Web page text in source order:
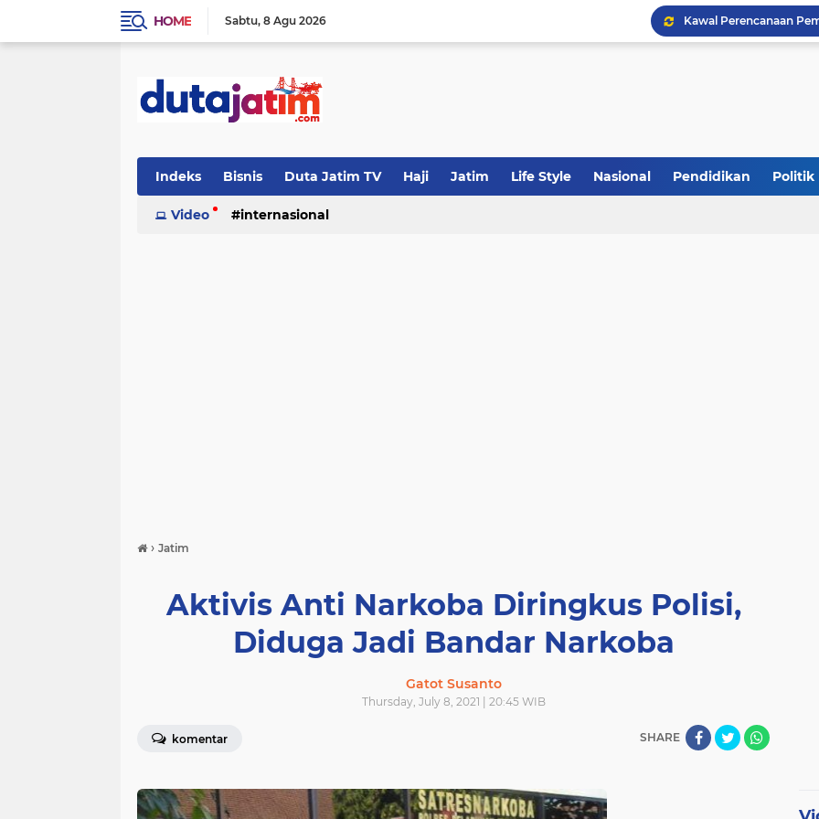
HOME Sabtu 8 Agu 2026
Sinergi Fiskal Moneter:
Indeks Bisnis Duta Jatim TV Haji Jatim Life Style Nasional Pendidikan Politik
Video internasional
› Jatim
Aktivis Anti Narkoba Diringkus Polisi,
Diduga Jadi Bandar Narkoba
Gatot Susanto
Thursday, July 8, 2021 | 20:45 WIB
komentar SHARE